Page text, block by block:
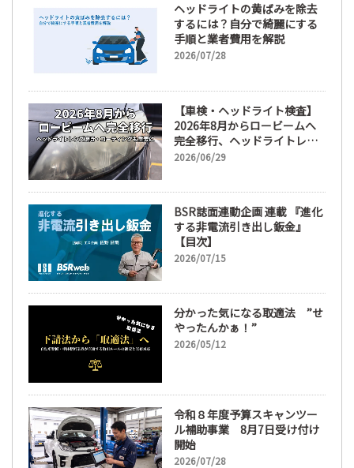
ヘッドライトの黄ばみを除去
するには？自分で綺麗にする
手順と業者費用を解説
2026/07/28
【車検・ヘッドライト検査】
2026年8月からロービームへ
完全移行、ヘッドライトレン
ズ磨き・コーティングも重要
2026/06/29
BSR誌面連動企画 連載 『進化
する非電流引き出し鈑金』
【目次】
2026/07/15
分かった気になる取適法 ”せ
やったんかぁ！”
2026/05/12
令和８年度予算スキャンツー
ル補助事業 8月7日受け付け
開始
2026/07/28